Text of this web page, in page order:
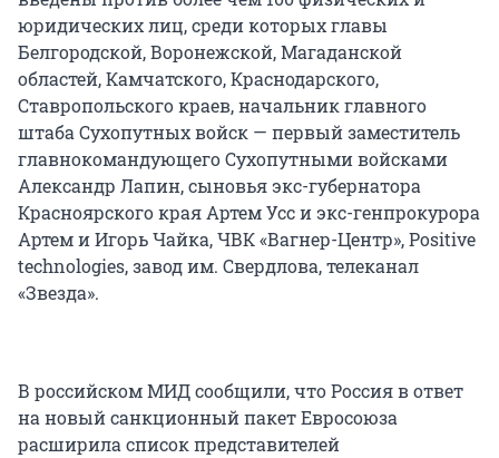
юридических лиц, среди которых главы
Белгородской, Воронежской, Магаданской
областей, Камчатского, Краснодарского,
Ставропольского краев, начальник главного
штаба Сухопутных войск — первый заместитель
главнокомандующего Сухопутными войсками
Александр Лапин, сыновья экс-губернатора
Красноярского края Артем Усс и экс-генпрокурора
Артем и Игорь Чайка, ЧВК «Вагнер-Центр», Positive
technologies, завод им. Свердлова, телеканал
«Звезда».
В российском МИД сообщили, что Россия в ответ
на новый санкционный пакет Евросоюза
расширила список представителей